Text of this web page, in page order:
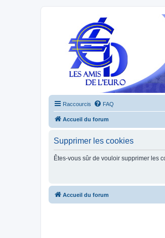
Raccourcis FAQ
Accueil du forum
Supprimer les cookies
Êtes-vous sûr de vouloir supprimer les
Accueil du forum